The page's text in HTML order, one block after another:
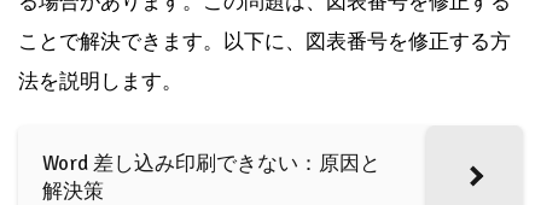
ことで解決できます。以下に、図表番号を修正する方
法を説明します。
Word 差し込み印刷できない：原因と
解決策